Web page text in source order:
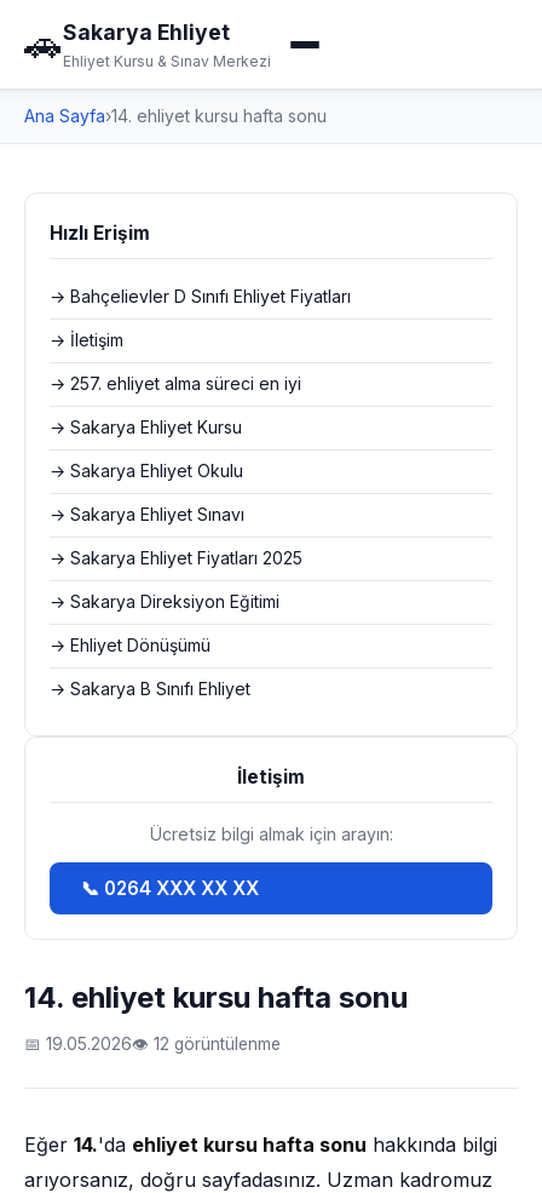
🚗Sakarya Ehliyet
Ehliyet Kursu & Sınav Merkezi
Ana Sayfa›14. ehliyet kursu hafta sonu
14. ehliyet kursu hafta sonu
📅 19.05.2026👁 12 görüntülenme
Eğer 14.'da ehliyet kursu hafta sonu hakkında bilgi
arıyorsanız, doğru sayfadasınız. Uzman kadromuz
Hızlı Erişim
→ Bahçelievler D Sınıfı Ehliyet Fiyatları
→ İletişim
→ 257. ehliyet alma süreci en iyi
→ Sakarya Ehliyet Kursu
→ Sakarya Ehliyet Okulu
→ Sakarya Ehliyet Sınavı
→ Sakarya Ehliyet Fiyatları 2025
→ Sakarya Direksiyon Eğitimi
→ Ehliyet Dönüşümü
→ Sakarya B Sınıfı Ehliyet
İletişim
Ücretsiz bilgi almak için arayın:
📞 0264 XXX XX XX